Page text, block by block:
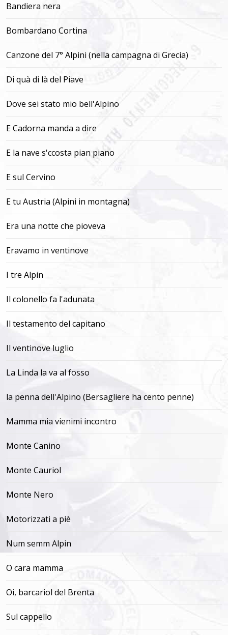
Bandiera nera
Bombardano Cortina
Canzone del 7° Alpini (nella campagna di Grecia)
Di quà di là del Piave
Dove sei stato mio bell'Alpino
E Cadorna manda a dire
E la nave s'ccosta pian piano
E sul Cervino
E tu Austria (Alpini in montagna)
Era una notte che pioveva
Eravamo in ventinove
I tre Alpin
Il colonello fa l'adunata
Il testamento del capitano
Il ventinove luglio
La Linda la va al fosso
la penna dell'Alpino (Bersagliere ha cento penne)
Mamma mia vienimi incontro
Monte Canino
Monte Cauriol
Monte Nero
Motorizzati a piè
Num semm Alpin
O cara mamma
Oi, barcariol del Brenta
Sul cappello